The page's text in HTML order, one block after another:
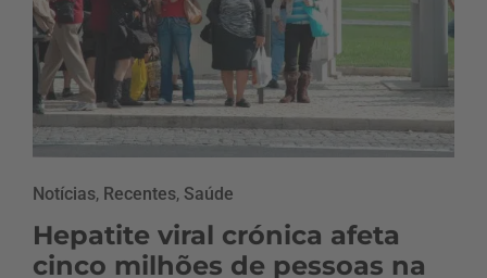
Notícias, Recentes, Saúde
Hepatite viral crónica afeta
cinco milhões de pessoas na